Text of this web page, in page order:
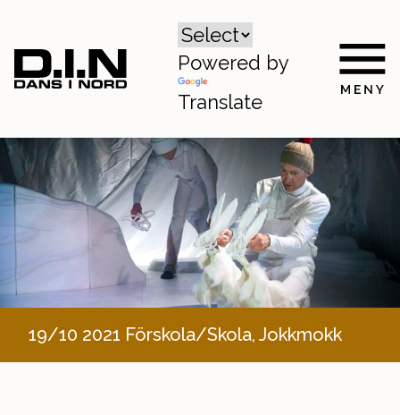
Powered by
Translate
19/10 2021 Förskola/Skola, Jokkmokk